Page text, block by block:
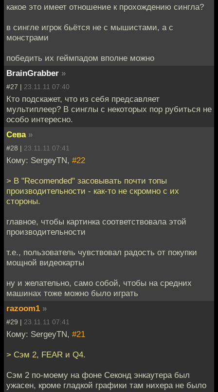
какое это имеет отношение к прохождению сингла?
в сингле игрок бьётся не с мышистами, а с
монстрами
победить их геймпадом вполне можно
BrainGrabber »
#27 | 23.11.11 07:40
Кто подскажет, что из себя предсавляет
мультиплеер? В синглы с некоторых пор рубиться не
особо интересно.
Сева »
#28 | 23.11.11 07:41
Кому: SergeyTN, #22
> В "Recomended" засовывать почти топы
производительности - как-то не скромно с их
стороны.
главное, чтобы картинка соответствовала этой
производительности
т.е., пользователь чувствовал радость от покупки
мощной видеокарты
ну и желательно, само собой, чтобы на средних
машинах тоже можно было играть
razoom1 »
#29 | 23.11.11 07:41
Кому: SergeyTN, #21
> Сэм 2, FEAR и Q4.
Сэм 2 по-моему на фоне Секонд энкаутера был
ужасен, кроме гладкой графики там нихера не было